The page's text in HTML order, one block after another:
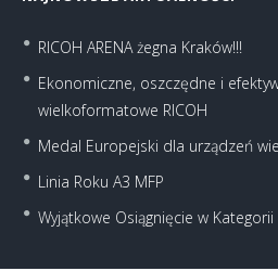
RICOH ARENA żegna Kraków!!!
Ekonomiczne, oszczędne i
wielkoformatowe RICOH
Medal Europejski dla urządzeń
Linia Roku A3 MFP
Wyjątkowe Osiągnięcie w Kategorii